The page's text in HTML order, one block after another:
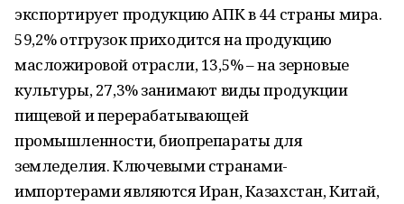
экспортирует продукцию АПК в 44 страны мира.
59,2% отгрузок приходится на продукцию
масложировой отрасли, 13,5% – на зерновые
культуры, 27,3% занимают виды продукции
пищевой и перерабатывающей
промышленности, биопрепараты для
земледелия. Ключевыми странами-
импортерами являются Иран, Казахстан, Китай,